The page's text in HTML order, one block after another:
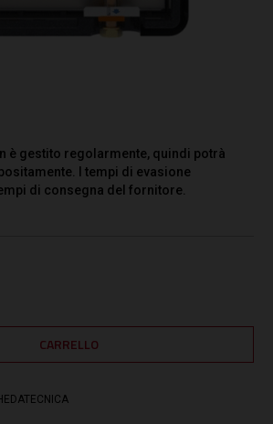
è gestito regolarmente, quindi potrà
I tempi di evasione
di consegna del fornitore.